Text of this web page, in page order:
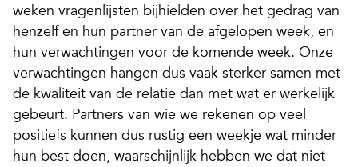
weken vragenlijsten bijhielden over het gedrag van
henzelf en hun partner van de afgelopen week, en
hun verwachtingen voor de komende week. Onze
verwachtingen hangen dus vaak sterker samen met
de kwaliteit van de relatie dan met wat er werkelijk
gebeurt. Partners van wie we rekenen op veel
positiefs kunnen dus rustig een weekje wat minder
hun best doen, waarschijnlijk hebben we dat niet